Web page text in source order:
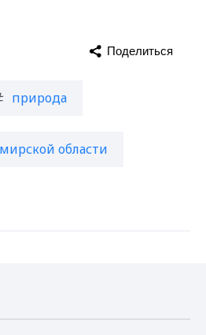
природа
области
Поделиться